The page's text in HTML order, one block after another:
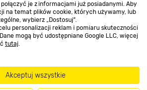
je z informacjami już posiadanymi. Aby
na temat plików cookie, których używamy, lub
wybierz „Dostosuj”.
personalizacji reklam i pomiaru skuteczności
mogą być udostępniane Google LLC, więcej
tutaj.
Akceptuj wszystkie
i ich cenach podane na stronach serwisu:
nie stanowią oferty, a są wyłącznie